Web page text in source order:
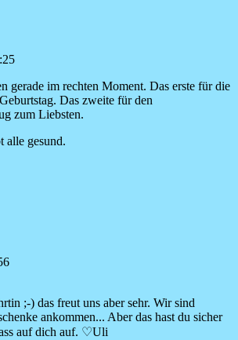
gerade im rechten Moment. Das erste für die
Das zweite für den
zum Liebsten.
alle gesund.
;-) das freut uns aber sehr. Wir sind
ankommen... Aber das hast du sicher
auf dich auf. ♡Uli